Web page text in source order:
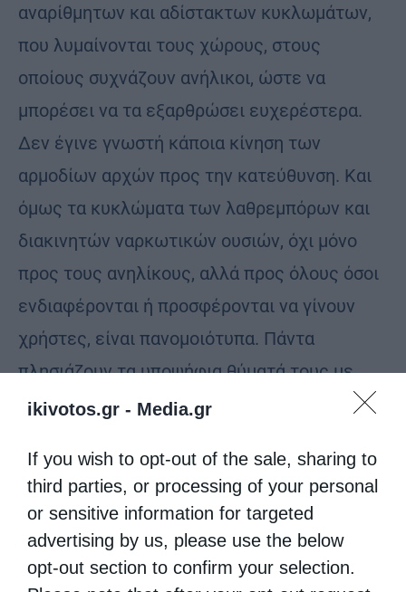
ikivotos.gr - Media.gr
If you wish to opt-out of the sale, sharing to
third parties, or processing of your personal
or sensitive information for targeted
advertising by us, please use the below
opt-out section to confirm your selection.
αναρίθμητων και αδίστακτων κυκλωμάτων,
που λυμαίνονται τους χώρους, στους
οποίους συχνάζουν ανήλικοι, ώστε να
μπορέσει να τα εξαρθρώσει ευχερέστερα.
Δεν έγινε γνωστή κάποια κίνηση των
αρμοδίων αρχών προς την κατεύθυνση. Και
όμως τα κυκλώματα των λαθρεμπόρων και
διακινητών ναρκωτικών ουσιών, όχι μόνο
προς τους ανηλίκους, αλλά προς όλους όσοι
ενδιαφέρονται ή προσφέρονται να γίνουν
χρήστες, είναι πανομοιότυπα. Πάντα
πλησιάζουν τα υποψήφια θύματά τους με
τους κατάλληλους ανθρώπους και
τους. Αρχικά, για να δελεάσουν τα υποψήφια
θύματά τους, τούς προσφέρουν δωρεάν τις
δύο πρώτες φορές τα ναρκωτικά να τα
δοκιμάσουν. Από εκεί και πέρα έχει επέλθει